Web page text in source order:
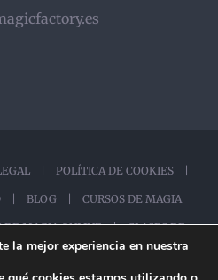
| POLÍTICA DE COOKIES |
| BLOG | CURSOS DE MAGIA
DE MAGIA ONLINE |CLASES DE
ONLINE |
la mejor experiencia en nuestra